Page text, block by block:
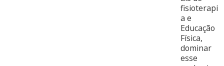
fisioterapi
a e
Educação
Física,
dominar
esse